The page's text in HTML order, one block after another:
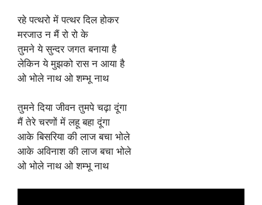
रहे पत्थरो में पत्थर दिल होकर
मरजाउ न मैं रो रो के
तुमने ये सुन्दर जगत बनाया है
लेकिन ये मुझको रास न आया है
ओ भोले नाथ ओ शम्भू नाथ
तुमने दिया जीवन तुमपे चढ़ा दूंगा
मैं तेरे चरणों में लहू बहा दूंगा
आके बिसरिया की लाज बचा भोले
आके अविनाश की लाज बचा भोले
ओ भोले नाथ ओ शम्भू नाथ